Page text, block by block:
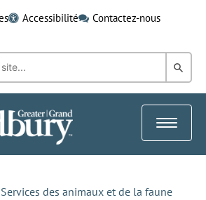
Accessibilité
Contactez-nous
dans
Toggle
Services des animaux et de la faune